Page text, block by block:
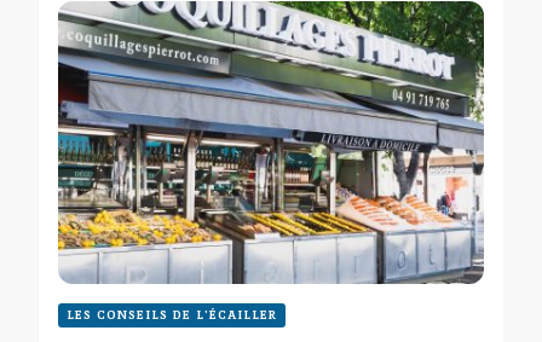
LES CONSEILS DE L'ÉCAILLER